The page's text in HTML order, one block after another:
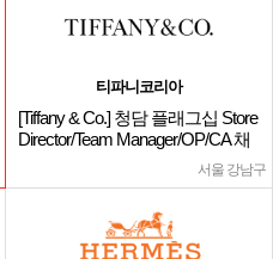
티파니코리아
[Tiffany & Co.] 청담 플래그십 Store
Director/Team Manager/OP/CA 채
서울 강남구